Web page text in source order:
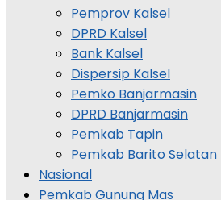
Pemprov Kalsel
DPRD Kalsel
Bank Kalsel
Dispersip Kalsel
Pemko Banjarmasin
DPRD Banjarmasin
Pemkab Tapin
Pemkab Barito Selatan
Nasional
Pemkab Gunung Mas